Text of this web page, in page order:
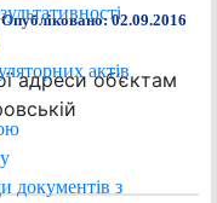
актів
документів з
Опубліковано: 02.09.2016
адреси об’єктам